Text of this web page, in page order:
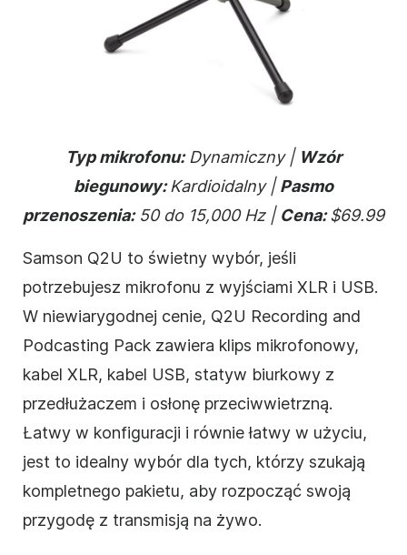
Typ mikrofonu:Dynamiczny | Wzór
biegunowy:Kardioidalny |Pasmo
przenoszenia:50 do 15,000 Hz | Cena:$69.99
Samson Q2U to świetny wybór, jeśli
potrzebujesz mikrofonu z wyjściami XLR i USB.
W niewiarygodnej cenie, Q2U Recording and
Podcasting Pack zawiera klips mikrofonowy,
kabel XLR, kabel USB, statyw biurkowy z
przedłużaczem i osłonę przeciwwietrzną.
Łatwy w konfiguracji i równie łatwy w użyciu,
jest to idealny wybór dla tych, którzy szukają
kompletnego pakietu, aby rozpocząć swoją
przygodę z transmisją na żywo.